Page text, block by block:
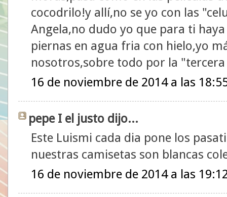
cocodrilo!y allí,no se yo con las
Angela,no dudo yo que para ti
piernas en agua fria con hielo,yo
nosotros,sobre todo por la "tercera
16 de noviembre de 2014 a las
pepe I el justo dijo...
Este Luismi cada dia pone los
nuestras camisetas son blancas
16 de noviembre de 2014 a las